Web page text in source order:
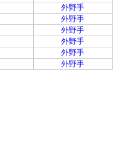
外野手
外野手
外野手
外野手
外野手
外野手